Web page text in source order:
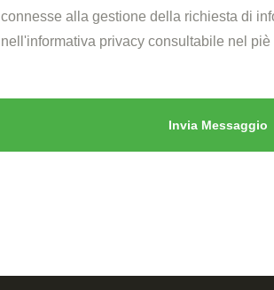
connesse alla gestione della richiesta di
nell'informativa privacy consultabile nel